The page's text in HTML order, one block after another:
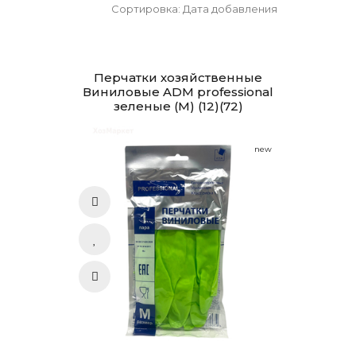
Сортировка: Дата добавления
Перчатки хозяйственные
Виниловые ADM professional
зеленые (M) (12)(72)
new